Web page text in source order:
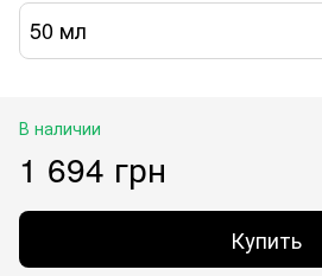
50 мл
В наличии
1 694 грн
Купить